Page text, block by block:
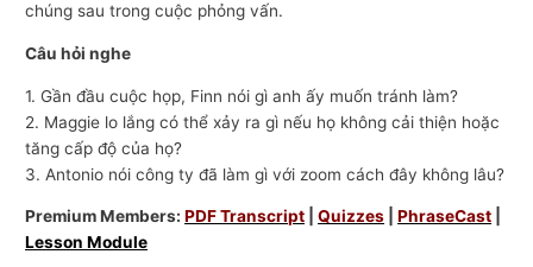
chúng sau trong cuộc phỏng vấn.
Câu hỏi nghe
1. Gần đầu cuộc họp, Finn nói gì anh ấy muốn tránh làm?
2. Maggie lo lắng có thể xảy ra gì nếu họ không cải thiện hoặc
tăng cấp độ của họ?
3. Antonio nói công ty đã làm gì với zoom cách đây không lâu?
Premium Members:PDF Transcript |Quizzes |PhraseCast
Lesson Module